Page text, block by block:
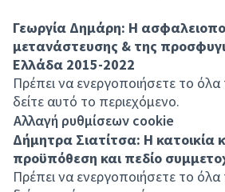
Γεωργία Δημάρη: Η
μετανάστευσης & της
Ελλάδα 2015-2022
Πρέπει να ενεργοποιήσετε το
δείτε αυτό το περιεχόμενο.
Αλλαγή ρυθμίσεων cookie
Δήμητρα Σιατίτσα: Η κατοικία
προϋπόθεση και πεδίο
Πρέπει να ενεργοποιήσετε το